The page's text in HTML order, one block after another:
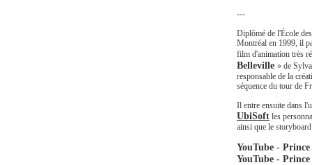
---
Diplômé de l'École
Montréal en 1999, il
film d'animation très
Belleville » de
responsable de la
séquence du tour de
Il entre ensuite dans
UbiSoft les
ainsi que le
YouTube -
YouTube -